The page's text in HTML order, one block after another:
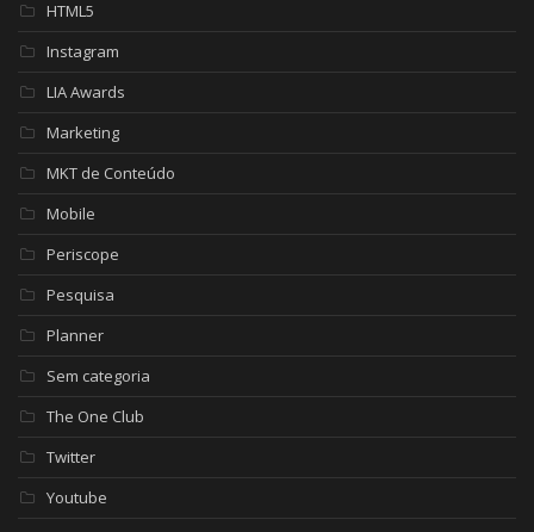
HTML5
Instagram
LIA Awards
Marketing
MKT de Conteúdo
Mobile
Periscope
Pesquisa
Planner
Sem categoria
The One Club
Twitter
Youtube